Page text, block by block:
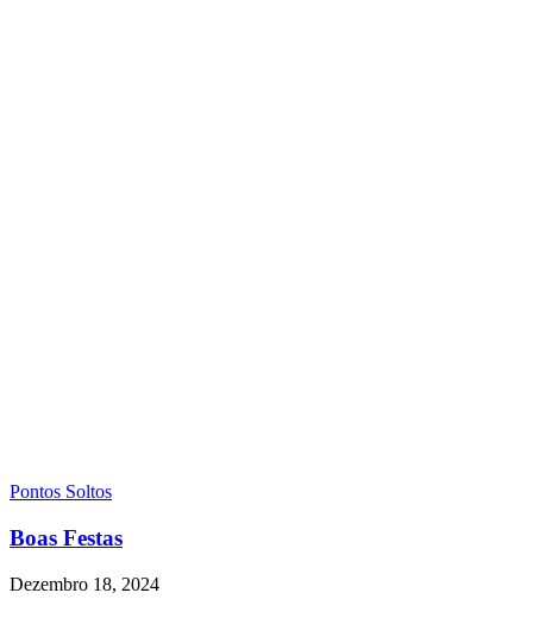
Pontos Soltos
Boas Festas
Dezembro 18, 2024